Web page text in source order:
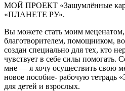
МОЙ ПРОЕКТ «Зашумлённые
«ПЛАНЕТЕ РУ».
Вы можете стать моим
благотворителем, помощником,
создан специально для тех, кто
чувствует в себе силы помогать.
мне — я хочу осуществить свою
новое пособие- рабочую тетрадь
для детей и взрослых.